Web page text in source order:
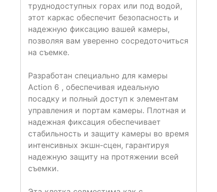
труднодоступных горах или под водой,
этот каркас обеспечит безопасность и
надежную фиксацию вашей камеры,
позволяя вам уверенно сосредоточиться
на съемке.
Разработан специально для камеры
Action 6 , обеспечивая идеальную
посадку и полный доступ к элементам
управления и портам камеры. Плотная и
надежная фиксация обеспечивает
стабильность и защиту камеры во время
интенсивных экшн-сцен, гарантируя
надежную защиту на протяжении всей
съемки.